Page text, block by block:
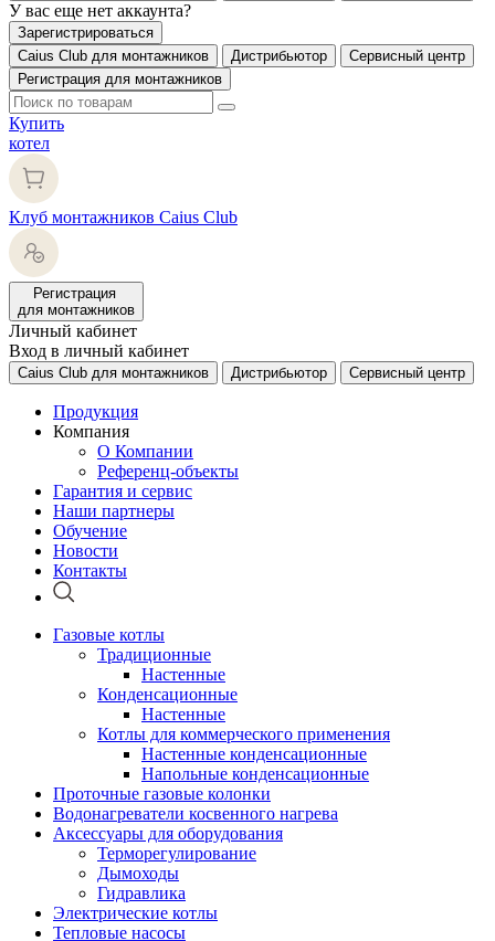
У вас еще нет аккаунта?
Зарегистрироваться
Caius Club для монтажников
Дистрибьютор
Сервисный центр
Регистрация для монтажников
Купить
котел
Клуб монтажников Caius Club
Регистрация
для монтажников
Личный кабинет
Вход в личный кабинет
Caius Club для монтажников Дистрибьютор Сервисный центр
Продукция
Компания
О Компании
Референц-объекты
Гарантия и сервис
Наши партнеры
Обучение
Новости
Контакты
Газовые котлы
Традиционные
Настенные
Конденсационные
Настенные
Котлы для коммерческого применения
Настенные конденсационные
Напольные конденсационные
Проточные газовые колонки
Водонагреватели косвенного нагрева
Аксессуары для оборудования
Терморегулирование
Дымоходы
Гидравлика
Электрические котлы
Тепловые насосы